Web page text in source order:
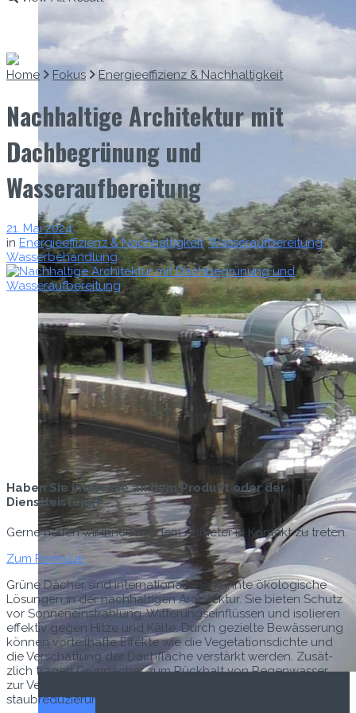
Titel-Thema
Home Fokus Energieeffizienz & Nachhaltigkeit
Nachhaltige Architektur mit
Dachbegrünung und
Wasseraufbereitung
21. Mai 2024
in Energieeffizienz & Nachhaltigkeit,Wasseraufbereitung,
Wasserbehandlung
Haben Sie interesse an dem Produkt oder der
Dienstleistung?
Gerne helfen wir Ihnen mit dem Anbieter in Kontakt zu treten.
Zum Formular
Grüne Däch­er sind inter­na­tion­al anerkan­nte ökol­o­gis­che
Lösun­gen in der nach­halti­gen Architek­tur. Sie bieten Schutz
vor Sonnene­in­strahlung, Wit­terung­se­in­flüssen und isolieren
effek­tiv gegen Hitze und Kälte. Durch gezielte Bewässerung
kön­nen vorteil­hafte Effek­te wie die Veg­e­ta­tions­dichte und
die Ver­schat­tung der Dachfläche ver­stärkt wer­den. Zusät­
zlich tra­gen Gründäch­er zum Rück­halt von Regen­wass­er,
zur Verbesserung der lokalen Luftqual­ität und zur Fein­
staubre­duzierung bei.